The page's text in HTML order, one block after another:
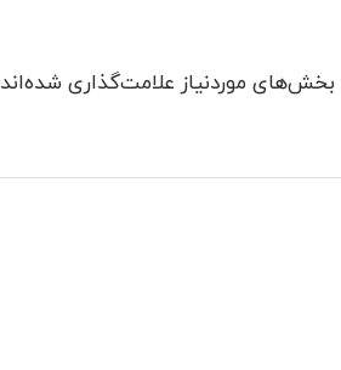
بخش‌های موردنیاز علامت‌گذاری شده‌اند